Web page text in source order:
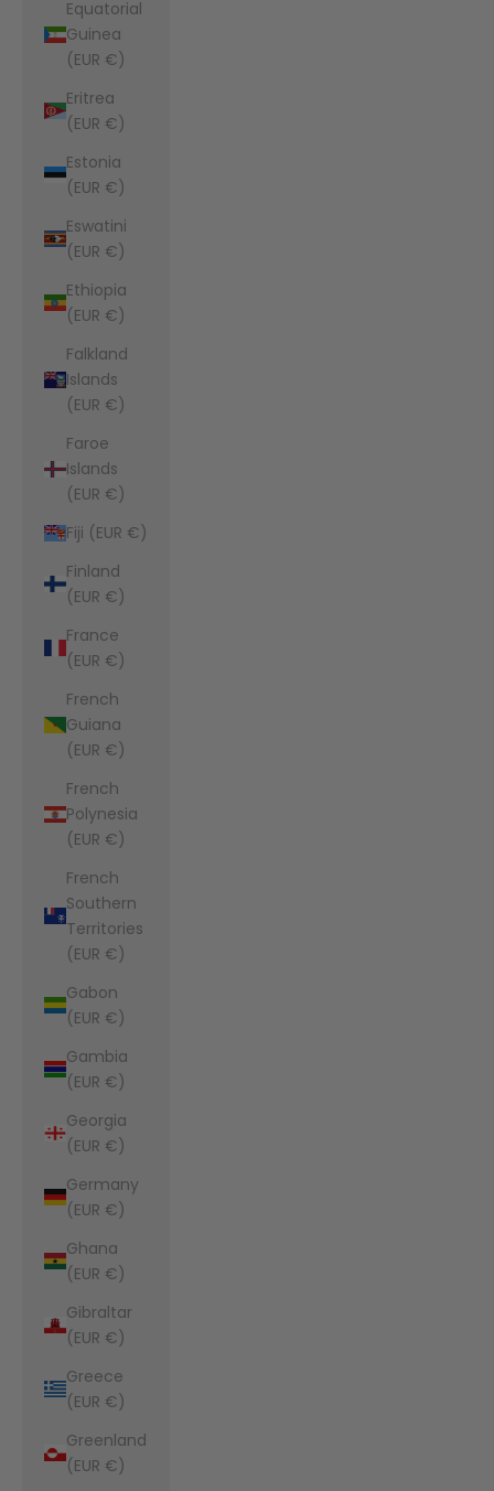
Equatorial
Guinea
(EUR €)
Eritrea
(EUR €)
Estonia
(EUR €)
Eswatini
(EUR €)
Ethiopia
(EUR €)
Falkland
Islands
(EUR €)
Faroe
Islands
(EUR €)
Fiji (EUR €)
Finland
(EUR €)
France
(EUR €)
French
Guiana
(EUR €)
French
Polynesia
(EUR €)
French
Southern
Territories
(EUR €)
Gabon
(EUR €)
Gambia
(EUR €)
Georgia
(EUR €)
Germany
(EUR €)
Ghana
(EUR €)
Gibraltar
(EUR €)
Greece
(EUR €)
Greenland
(EUR €)